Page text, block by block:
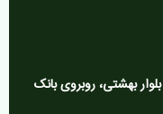
بهشتی، روبروی بانک